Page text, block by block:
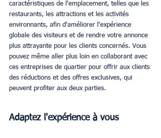
caractéristiques de l'emplacement, telles que les
restaurants, les attractions et les activités
environnants, afin d'améliorer l'expérience
globale des visiteurs et de rendre votre annonce
plus attrayante pour les clients concernés. Vous
pouvez même aller plus loin en collaborant avec
ces entreprises de quartier pour offrir aux clients
des réductions et des offres exclusives, qui
peuvent profiter aux deux parties.
Adaptez l'expérience à vous